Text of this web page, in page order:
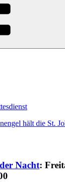
Nacht: